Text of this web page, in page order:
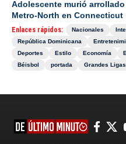
Adolescente murió
Metro-North en Connecticut
Enlaces rápidos: Nacionales
República Dominicana
Deportes
Estilo Economía
Béisbol
portada Grandes Ligas